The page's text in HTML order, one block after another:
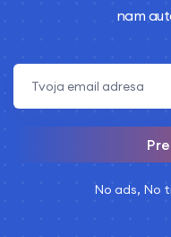
nam
No ads, No